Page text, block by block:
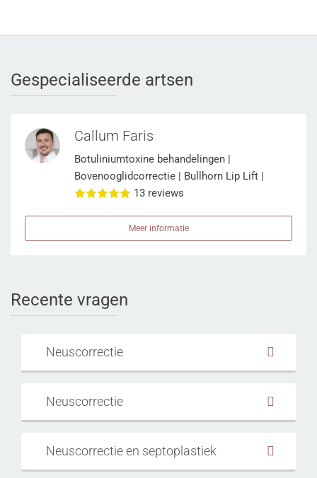
Gespecialiseerde artsen
Callum Faris
Botuliniumtoxine behandelingen |
Bovenooglidcorrectie | Bullhorn Lip Lift |
Facelift|Kincorrectie|
Neuscorrectie| Onderooglidcorrectie
Oorcorrectie|Oorverkleining|Revisie
13 reviews
Meer informatie
Recente vragen
Neuscorrectie
Neuscorrectie
Neuscorrectie en septoplastiek